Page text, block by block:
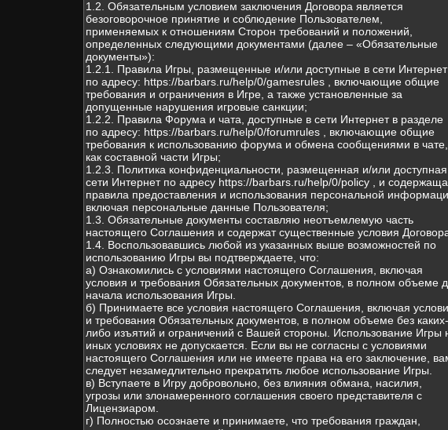
1.2. Обязательным условием заключения Договора является
безоговорочное принятие и соблюдение Пользователем,
применяемых к отношениям Сторон требований и положений,
определенных следующими документами (далее – «Обязательные
документы»):
1.2.1. Правила Игры, размещенные и/или доступные в сети Интернет
по адресу: https://barbars.ru/help/0/gamesrules , включающие общие
требования и ограничения в Игре, а также установленные за
допущенные нарушения игровые санкции;
1.2.2. Правила Форума и чата, доступные в сети Интернет в разделе
по адресу: https://barbars.ru/help/0/forumrules , включающие общие
требования к использованию форума и обмена сообщениями в чате,
как составной части Игры;
1.2.3. Политика конфиденциальности, размещенная и/или
сети Интернет по адресу https://barbars.ru/help/0/policy , и
правила предоставления и использования персональной
включая персональные данные Пользователя;
1.3. Обязательные документы составляю неотъемлемую часть
настоящего Соглашения и содержат существенные условия
1.4. Воспользовавшись любой из указанных выше возможностей по
использованию Игры вы подтверждаете, что:
а) Ознакомились с условиями настоящего Соглашения, включая
условия и требования Обязательных документов, в полном объеме
начала использования Игры.
б) Принимаете все условия настоящего Соглашения, включая
и требования Обязательных документов, в полном объеме без каких-
либо изъятий и ограничений с Вашей стороны. Использование Игры
иных условиях не допускается. Если вы не согласны с условиями
настоящего Соглашения или не имеете права на его заключение,
следует незамедлительно прекратить любое использование Игры.
в) Вступаете в Игру добровольно, без влияния обмана, насилия,
угрозы или злонамеренного соглашения своего представителя с
Лицензиаром.
г) Полностью осознаете и принимаете, что требования граждан,